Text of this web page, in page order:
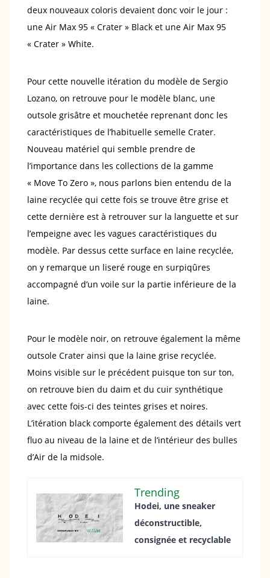
deux nouveaux coloris devaient donc voir le jour :
une Air Max 95 « Crater » Black et une Air Max 95
« Crater » White.
Pour cette nouvelle itération du modèle de Sergio
Lozano, on retrouve pour le modèle blanc, une
outsole grisâtre et mouchetée reprenant donc les
caractéristiques de l’habituelle semelle Crater.
Nouveau matériel qui semble prendre de
l’importance dans les collections de la gamme
« Move To Zero », nous parlons bien entendu de la
laine recyclée qui cette fois se trouve être grise et
cette dernière est à retrouver sur la languette et sur
l’empeigne avec les vagues caractéristiques du
modèle. Par dessus cette surface en laine recyclée,
on y remarque un liseré rouge en surpiqûres
accompagné d’un voile sur la partie inférieure de la
laine.
Pour le modèle noir, on retrouve également la même
outsole Crater ainsi que la laine grise recyclée.
Moins visible sur le précédent puisque ton sur ton,
on retrouve bien du daim et du cuir synthétique
avec cette fois-ci des teintes grises et noires.
L’itération black comporte également des détails vert
fluo au niveau de la laine et de l’intérieur des bulles
d’Air de la midsole.
Trending
Hodei, une sneaker
déconstructible,
consignée et recyclable